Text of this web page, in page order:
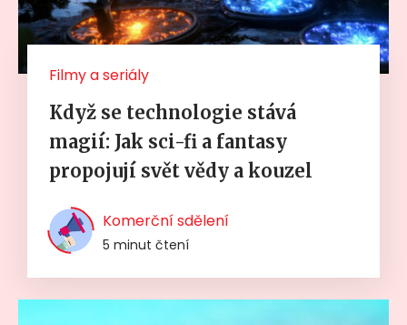
Filmy a seriály
Když se technologie stává
magií: Jak sci-fi a fantasy
propojují svět vědy a kouzel
Komerční sdělení
5 minut čtení